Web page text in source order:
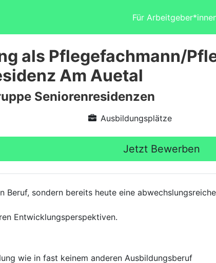
Für
als Pflegefachmann/
Am Auetal
Seniorenresidenzen
Ausbildungsplätze
Jetzt Bewerben
Beruf, sondern bereits heute eine
Entwicklungsperspektiven.
wie in fast keinem anderen Ausbildungsberuf